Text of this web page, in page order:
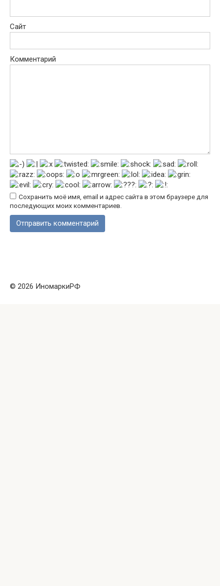
Сайт
Комментарий
Сохранить моё имя, email и адрес сайта в этом браузере для
последующих моих комментариев.
© 2026 ИномаркиРФ